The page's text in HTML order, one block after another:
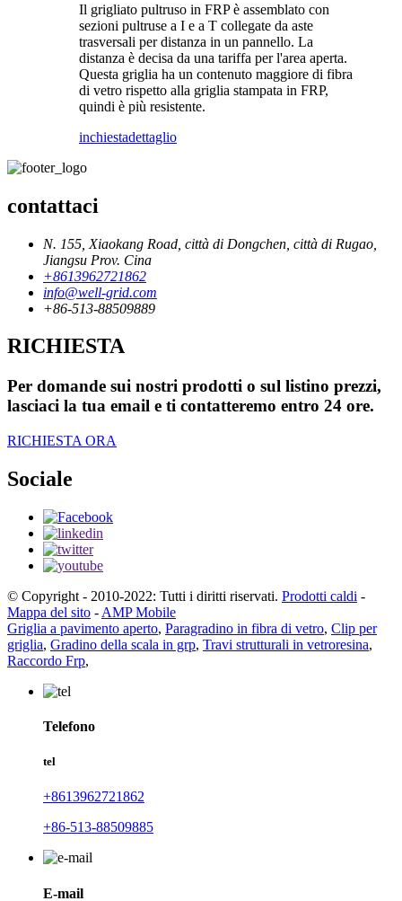
Il grigliato pultruso in FRP è assemblato con
sezioni pultruse a I e a T collegate da aste
trasversali per distanza in un pannello. La
distanza è decisa da una tariffa per l'area aperta.
Questa griglia ha un contenuto maggiore di fibra
di vetro rispetto alla griglia stampata in FRP,
quindi è più resistente.
inchiestadettaglio
contattaci
N. 155, Xiaokang Road, città di Dongchen, città di Rugao,
Jiangsu Prov. Cina
+8613962721862
info@well-grid.com
+86-513-88509889
RICHIESTA
Per domande sui nostri prodotti o sul listino prezzi,
lasciaci la tua email e ti contatteremo entro 24 ore.
RICHIESTA ORA
Sociale
© Copyright - 2010-2022: Tutti i diritti riservati. Prodotti caldi -
Mappa del sito - AMP Mobile
Griglia a pavimento aperto, Paragradino in fibra di vetro, Clip per
griglia, Gradino della scala in grp, Travi strutturali in vetroresina,
Raccordo Frp,
Telefono
tel
+8613962721862
+86-513-88509885
E-mail